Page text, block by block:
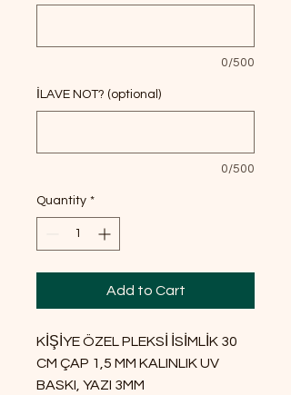
0/500
İLAVE NOT? (optional)
0/500
Quantity *
Add to Cart
KİŞİYE ÖZEL PLEKSİ İSİMLİK 30
CM ÇAP 1,5 MM KALINLIK UV
BASKI, YAZI 3MM